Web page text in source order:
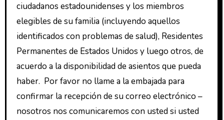
ciudadanos estadounidenses y los miembros
elegibles de su familia (incluyendo aquellos
identificados con problemas de salud), Residentes
Permanentes de Estados Unidos y luego otros, de
acuerdo a la disponibilidad de asientos que pueda
haber. Por favor no llame a la embajada para
confirmar la recepción de su correo electrónico –
nosotros nos comunicaremos con usted si usted